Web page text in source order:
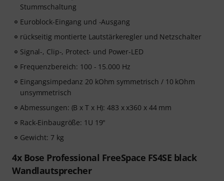
Stummschaltung
Euroblock-Eingang und -Ausgang
rückseitig montierte Lautstärkeregler und Netzschalter
Signal-, Clip-, Protect- und Power-LED
Frequenzbereich: 100 - 15.000 Hz
Eingangsimpedanz 20 kOhm symmetrisch / 10 kOhm
unsymmetrisch
Abmessungen: (B x T x H): 483 x x360 x 44 mm
Rack-Einbaugröße: 1U 19"
Gewicht: 7 kg
4x Bose Professional FreeSpace FS4SE black
Wandlautsprecher